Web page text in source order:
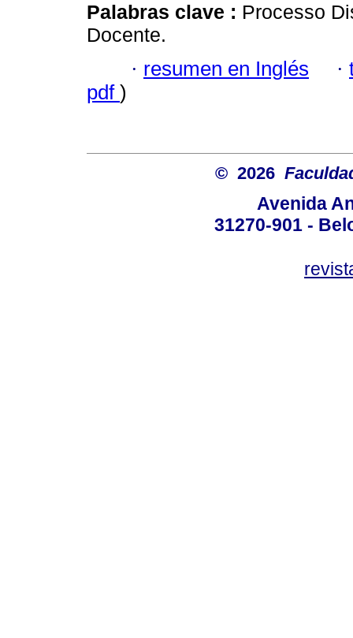
Palabras clave : Processo
Docente.
· resumen en Inglés ·
pdf )
© 2026
Avenida
31270-901 -